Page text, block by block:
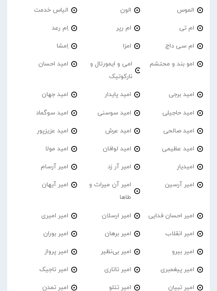
الموس الون الیاس خدمت
ام تی ام رپر اِم رعد
ام سی داج امزا اِمشا
امو بند و محتشم
امی و ایمورتال و
نارکوتیک
امید احسان
امید برجی امید پایدار امید جهان
امید حاجیلی امید سوسنی امید سوگماد
امید صالحی امید عرش امید عزیزپور
امید عظیمی امید لوافان امید مولا
امیدیار امیر آر زد امیر آرسام
امیر آرسین
امیر آن میراث و
طاها
امیر آیهان
امیر احسان فدایی امیر ارسلان امیر امیری
امیر انقلاب امیر برهان امیر‌ بوران
امیر بیرو امیر بی‌نظیر امیر پرواز
امیر پیغمبری امیر تاتاری امیر تاجیک
امیر تبیان امیر تتلو امیر تمدن